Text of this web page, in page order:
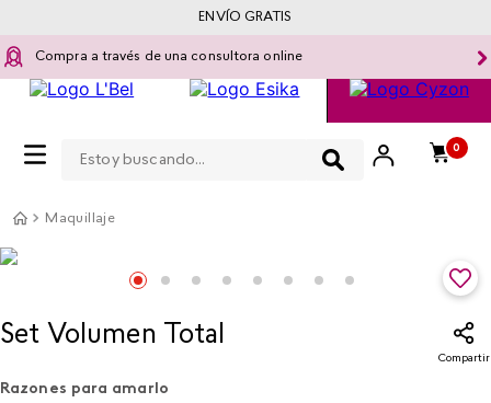
Compra a través de una consultora online
0
ENVÍO GRATIS
Maquillaje
Set Volumen Total
Compartir
Razones para amarlo